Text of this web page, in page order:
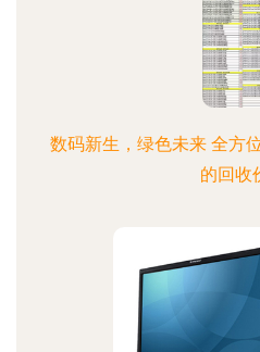
数码新生，绿色未来 全方
的回收